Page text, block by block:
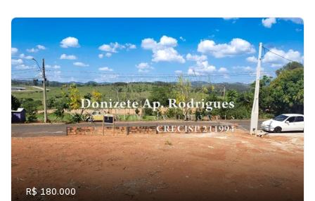
R$ 180.000